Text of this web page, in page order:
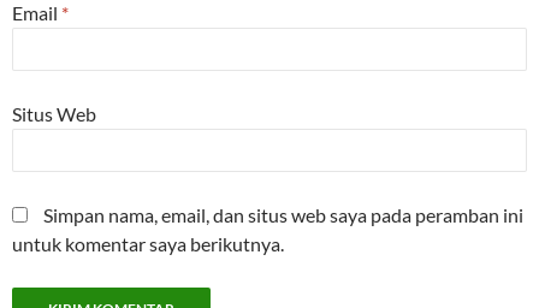
Email *
Situs Web
Simpan nama, email, dan situs web saya pada peramban ini
untuk komentar saya berikutnya.